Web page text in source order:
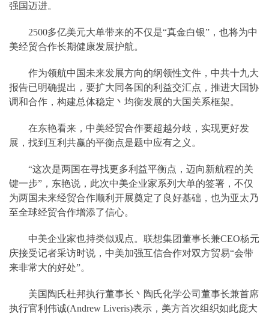
强国迈进。
2500多亿美元大单带来的不仅是“真金白银”，也将为中
美经贸合作长期健康发展护航。
作为领航中国未来发展方向的纲领性文件，中共十九大
报告已明确提出，要扩大同各国的利益交汇点，推进大国协
调和合作，构建总体稳定丶均衡发展的大国关系框架。
在东艳看来，中美经贸合作要超越分歧，实现更好发
展，找到互利共赢的平衡点是题中应有之义。
“这次是两国在寻找更多利益平衡点，迈向新航程的关
键一步”，东艳说，此次中美企业家系列大单的签署，不仅
为两国未来经贸合作顺利开展奠定了良好基础，也为亚太乃
至全球经贸合作增添了信心。
中美企业家也持类似观点。联想集团董事长兼CEO杨元
庆接受记者采访时说，中美加强互信合作对双方贸易“会带
来非常大的好处”。
美国陶氏杜邦执行董事长丶陶氏化学公司董事长兼首席
执行官利伟诚(Andrew Liveris)表示，美方首次组织如此庞大